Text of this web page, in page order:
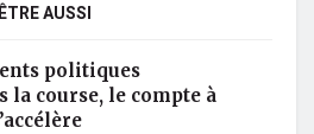
AUSSI
politiques
course, le compte à